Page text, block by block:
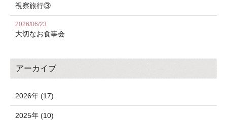
視察旅行③
2026/06/23
大切なお食事会
アーカイブ
2026年 (17)
2025年 (10)